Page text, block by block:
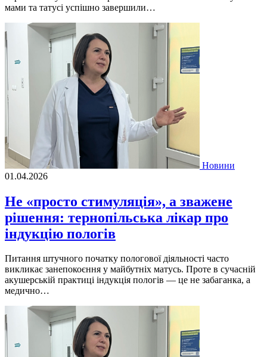
мами та татусі успішно завершили…
Новини
01.04.2026
Не «просто стимуляція», а зважене
рішення: тернопільська лікар про
індукцію пологів
Питання штучного початку пологової діяльності часто
викликає занепокоєння у майбутніх матусь. Проте в сучасній
акушерській практиці індукція пологів — це не забаганка, а
медично…